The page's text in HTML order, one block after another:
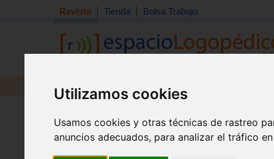
Utilizamos cookies
Usamos cookies y otras técnicas de rastreo
anuncios adecuados, para analizar el tráfico
Revista Tienda Bolsa Trabajo
Revista Material
Inicio> Revista